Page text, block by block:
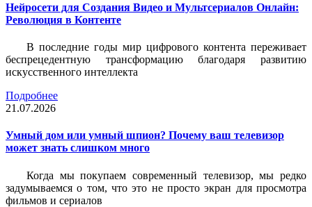
Нейросети для Создания Видео и Мультсериалов Онлайн:
Революция в Контенте
В последние годы мир цифрового контента переживает
беспрецедентную трансформацию благодаря развитию
искусственного интеллекта
Подробнее
21.07.2026
Умный дом или умный шпион? Почему ваш телевизор
может знать слишком много
Когда мы покупаем современный телевизор, мы редко
задумываемся о том, что это не просто экран для просмотра
фильмов и сериалов